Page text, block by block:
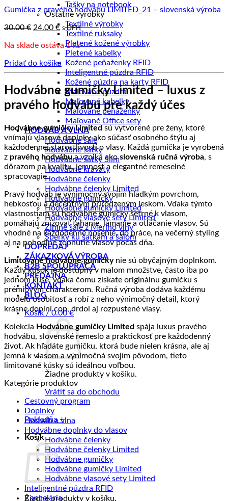
Tašky na notebook
Ostatné výrobky
Textilné výrobky
Textilné ruksaky
Pletené kožené výrobky
Pletené kabelky
Kožené peňaženky RFID
Inteligentné púzdra RFID
Kožené púzdra na karty RFID
Maľované púzdra
Maľované kabelky
Maľované peňaženky
Maľované Office sety
HODVÁB A VLNA
Hodvábne šále
Hodvábne šatky
Hodvábne šatky Slim
Hodvábne kravaty
Hodvábne čelenky
Hodvábne čelenky Limited
Hodvábne gumičky
Hodvábne gumičky Limited
Hodvábne vlasové sety Limited
Zimné šále z Merino vlny
Šperky ku šatkám a šálom
DOPREDAJ
ZÁKAZKOVÁ VÝROBA
B2B SPOLUPRÁCA
PREDAJŇA
KONTAKT
BLOG
Košík /0.00€
Žiadne produkty v košíku.
Vrátiť sa do obchodu
Pokladňa +
Košík
Žiadne produkty v košíku.
Gumička z pravého hodvábu LIMITED_21 – slovenská výroba
30.00€ Pôvodná
bola:
30.00 €.
24.00 €Aktuálna
cena
je:
24.00 €.
s DPH
Na sklade ostáva 1 ks
Pridať do košíka
Hodvábne gumičky Limited – luxus z
pravého hodvábu pre každý účes
Hodvábne gumičky Limited sú vytvorené pre ženy, ktoré
vnímajú vlasové doplnky ako súčasť osobného štýlu aj
každodennej starostlivosti o vlasy. Každá gumička je vyrobená
z pravého hodvábua vzniká akoslovenská ručná výroba, s
dôrazom na kvalitu, jemnosť a elegantné remeselné
spracovanie.
Pravý hodváb je výnimočný svojím hladkým povrchom,
hebkosťou a decentným prirodzeným leskom. Vďaka týmto
vlastnostiam sú hodvábne gumičky šetrné k vlasom,
pomáhajú znižovať ťahanie, lámanie a otláčanie vlasov. Sú
vhodné na každodenné nosenie, do práce, na večerný styling
aj na pohodlné zopnutie vlasov počas dňa.
Limitované hodvábne gumičkynie sú obyčajným doplnkom.
Každý kúsok je dostupný v malom množstve, často iba po
jednom kuse, vďaka čomu získate originálnu gumičku s
prémiovým charakterom. Ručná výroba dodáva každému
modelu osobitosť a robí z neho výnimočný detail, ktorý
krásne doplní cop, drdol aj rozpustené vlasy.
Kolekcia Hodvábne gumičky Limited spája luxus pravého
hodvábu, slovenské remeslo a praktickosť pre každodenný
život. Ak hľadáte gumičku, ktorá bude nielen krásna, ale aj
jemná k vlasom a výnimočná svojím pôvodom, tieto
limitované kúsky sú ideálnou voľbou.
Kategórie produktov
Cestovný program
Doplnky
Hodváb a vlna
Hodvábne doplnky do vlasov
Hodvábne čelenky
Hodvábne čelenky Limited
Hodvábne gumičky
Hodvábne gumičky Limited
Hodvábne vlasové sety Limited
Inteligentné púzdra RFID
Kancelária